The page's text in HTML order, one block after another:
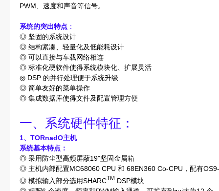
PWM、速度和声音等信号。
系统的突出特点 ：
◎ 坚固的系统设计
◎ 结构紧凑、轻量化及低能耗设计
◎ 可以直接与车载网络相连
◎ 标准化硬软件使得系统模块化、扩展灵活
◎ DSP 的并行处理便于系统升级
◎ 简单友好的菜单操作
◎ 集成数据库使得文件及配置管理方便
一、系统硬件特征：
1、TORnadO主机
系统基本特点：
◎ 采用防尘型高频屏蔽19"坚固金属箱
◎ 主机内部配置MC68060 CPU 和 68EN360 Co-CPU，配有
◎ 模拟输入部分选用SHARCTM DSP模块